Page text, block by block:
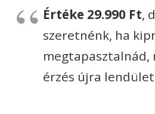
Értéke 29.990 Ft,
szeretnénk, ha
megtapasztalnád,
érzés újra